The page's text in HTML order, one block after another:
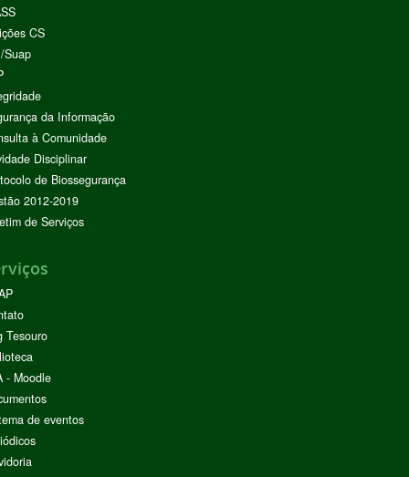
CS
Suap
da Informação
à Comunidade
Disciplinar
de Biossegurança
2012-2019
de Serviços
Tesouro
- Moodle
de eventos